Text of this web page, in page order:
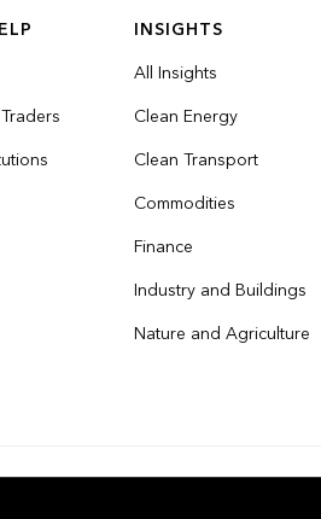
INSIGHTS
All Insights
Clean Energy
Clean Transport
Commodities
Finance
Industry and Buildings
Nature and Agriculture